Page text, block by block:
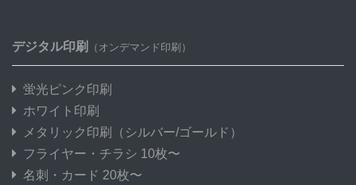
デジタル印刷 （オンデマンド印刷）
蛍光ピンク印刷
ホワイト印刷
メタリック印刷
（シルバー/ゴールド）
フライヤー・チラシ 10枚〜
名刺・カード 20枚〜